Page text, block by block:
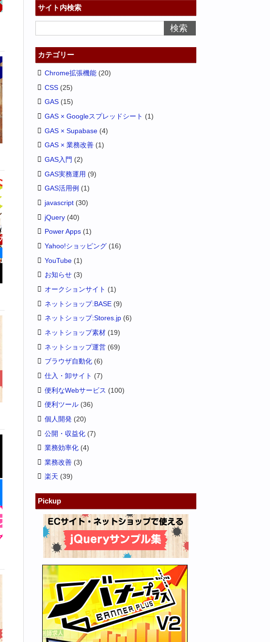
サイト内検索
カテゴリー
Chrome拡張機能 (20)
CSS (25)
GAS (15)
GAS × Googleスプレッドシート (1)
GAS × Supabase (4)
GAS × 業務改善 (1)
GAS入門 (2)
GAS実務運用 (9)
GAS活用例 (1)
javascript (30)
jQuery (40)
Power Apps (1)
Yahoo!ショッピング (16)
YouTube (1)
お知らせ (3)
オークションサイト (1)
ネットショップ:BASE (9)
ネットショップ:Stores.jp (6)
ネットショップ素材 (19)
ネットショップ運営 (69)
ブラウザ自動化 (6)
仕入・卸サイト (7)
便利なWebサービス (100)
便利ツール (36)
個人開発 (20)
公開・収益化 (7)
業務効率化 (4)
業務改善 (3)
楽天 (39)
Pickup